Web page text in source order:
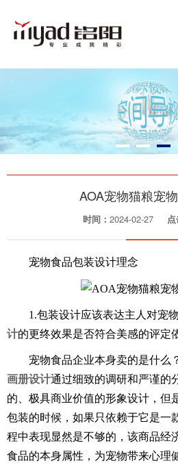
AOA宠物猫粮宠
时间： 2024-02-27 点
宠物食品包装设计理念
1.包装设计应该表达主人对宠
计的更终效果是否符合美感的评定
宠物食品企业本身卖的是什么
画册设计通过细致的调研和严谨的
的、极具商业价值的形象设计，但
包装的时候，如果只依赖于它是一
程中表现显然是不够的，该商品经
食品的本身属性，为宠物带来心理